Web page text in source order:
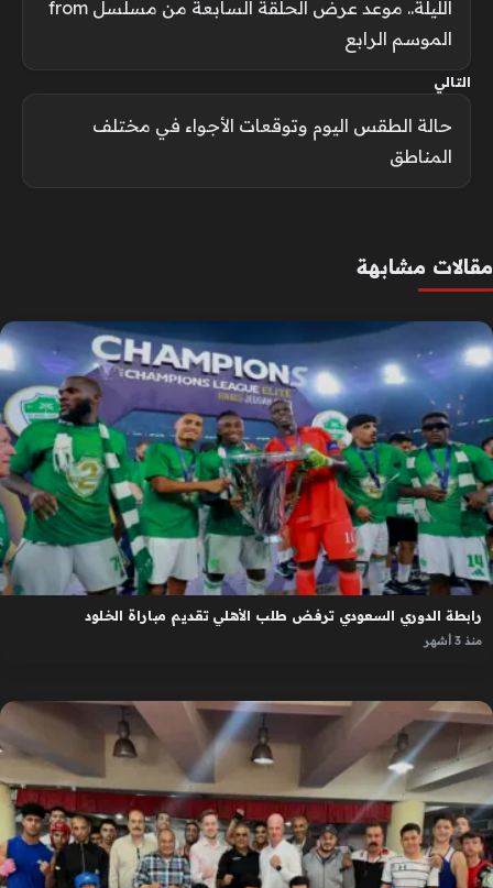
الليلة.. موعد عرض الحلقة السابعة من مسلسل from
الموسم الرابع
التالي
حالة الطقس اليوم وتوقعات الأجواء في مختلف
المناطق
مقالات مشابهة
رابطة الدوري السعودي ترفض طلب الأهلي تقديم مباراة الخلود
منذ 3 أشهر